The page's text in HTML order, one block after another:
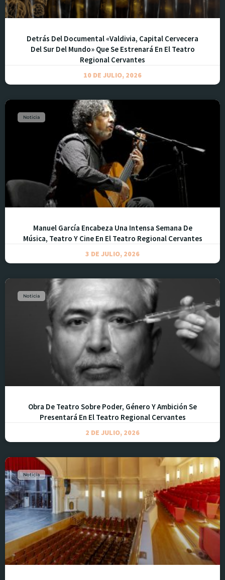
Detrás Del Documental «Valdivia, Capital Cervecera
Del Sur Del Mundo» Que Se Estrenará En El Teatro
Regional Cervantes
10 DE JULIO, 2026
Noticia
Manuel García Encabeza Una Intensa Semana De
Música, Teatro Y Cine En El Teatro Regional Cervantes
3 DE JULIO, 2026
Noticia
Obra De Teatro Sobre Poder, Género Y Ambición Se
Presentará En El Teatro Regional Cervantes
2 DE JULIO, 2026
Noticia